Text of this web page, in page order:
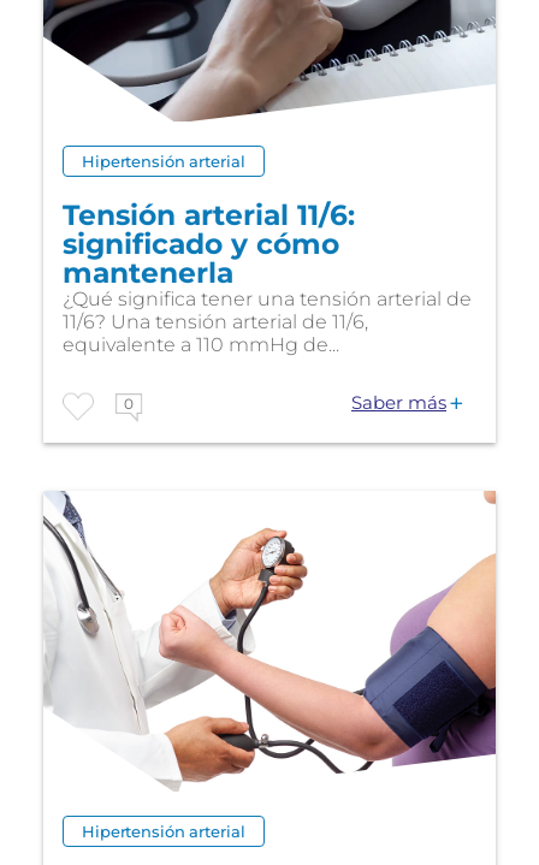
Hipertensión arterial
Tensión arterial 11/6:
significado y cómo
mantenerla
¿Qué significa tener una tensión arterial de
11/6? Una tensión arterial de 11/6,
equivalente a 110 mmHg de...
0 Saber más
Hipertensión arterial